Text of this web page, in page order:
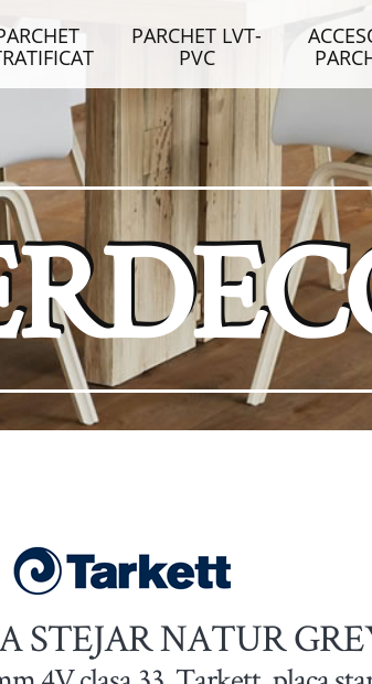
PARCHET LVT-
PVC
STEJAR NATUR